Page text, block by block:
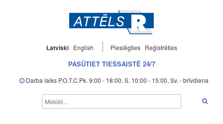
Latviski English Pieslēgties Reģistrēties
PASŪTIET TIEŠSAISTĒ 24/7
Darba laiks P.O.T.C.Pk. 9:00 - 18:00, S. 10:00 - 15:00, Sv. - brīvdiena